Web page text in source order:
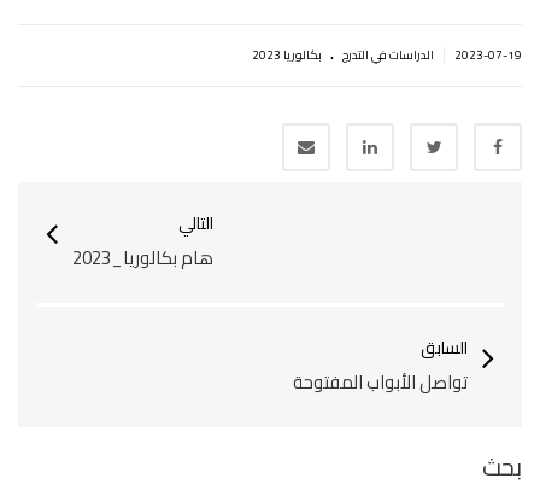
2023-07-19 الدراسات في التدرج . بكالوريا 2023
التالي
هام بكالوريا_2023
السابق
تواصل الأبواب المفتوحة
بحث